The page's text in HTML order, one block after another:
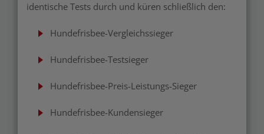
identische Tests durch und küren schließlich den:
Hundefrisbee-Vergleichssieger
Hundefrisbee-Testsieger
Hundefrisbee-Preis-Leistungs-Sieger
Hundefrisbee-Kundensieger